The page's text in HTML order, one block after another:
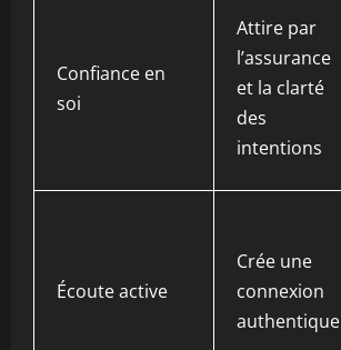
Confiance en
soi
Attire par
l’assurance
et la clarté
des
intentions
Écoute active
Crée une
connexion
authentique